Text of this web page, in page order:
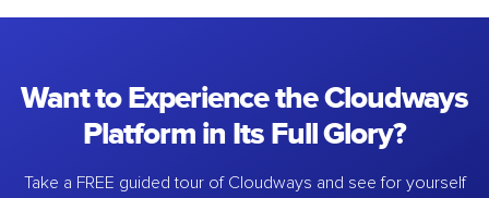
Want to Experience the Cloudways
Platform in Its Full Glory?
Take a FREE guided tour of Cloudways and see for yourself